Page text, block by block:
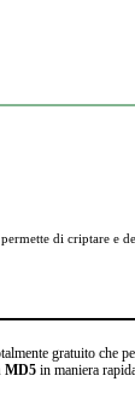
di criptare e
gratuito che
MD5in maniera